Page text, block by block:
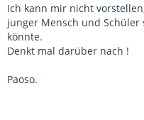
Ich kann mir nicht
junger Mensch und
könnte.
Denkt mal darüber nach !
Paoso.